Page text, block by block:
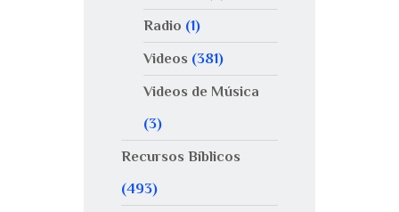
Radio (1)
Videos (381)
Videos de Música
(3)
Recursos Bíblicos
(493)